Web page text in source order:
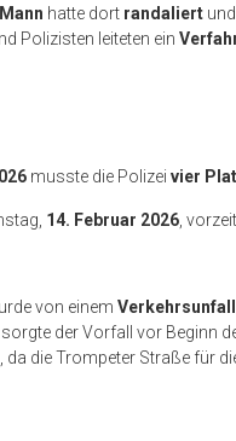
hatte dort randaliert
Polizisten leiteten ein
musste die Polizei vier
14. Februar 2026,
von einem Verkehrsunfall
der Vorfall vor Beginn
, da die Trompeter Straße für